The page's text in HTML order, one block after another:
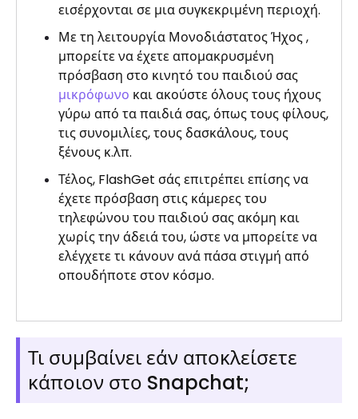
εισέρχονται σε μια συγκεκριμένη περιοχή.
Με τη λειτουργία Μονοδιάστατος Ήχος ,
μπορείτε να έχετε απομακρυσμένη
πρόσβαση στο κινητό του παιδιού σας
μικρόφωνο και ακούστε όλους τους ήχους
γύρω από τα παιδιά σας, όπως τους φίλους,
τις συνομιλίες, τους δασκάλους, τους
ξένους κ.λπ.
Τέλος, FlashGet σάς επιτρέπει επίσης να
έχετε πρόσβαση στις κάμερες του
τηλεφώνου του παιδιού σας ακόμη και
χωρίς την άδειά του, ώστε να μπορείτε να
ελέγχετε τι κάνουν ανά πάσα στιγμή από
οπουδήποτε στον κόσμο.
Τι συμβαίνει εάν αποκλείσετε
κάποιον στο Snapchat;